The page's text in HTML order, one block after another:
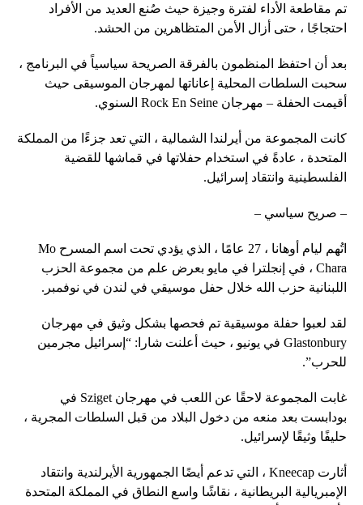
تم مقاطعة الأداء لفترة وجيزة حيث صُنع العديد من الأفراد
احتجاجًا ، حتى أزال الأمن المتظاهرين من الحشد.
بعد أن احتفظ المنظمون بالفرقة الصريحة سياسياً في البرنامج ،
سحبت السلطات المحلية إعاناتها لمهرجان الموسيقى حيث
أقيمت الحفلة – مهرجان Rock En Seine السنوي.
كانت المجموعة من أيرلندا الشمالية ، التي تعد جزءًا من المملكة
المتحدة ، عادةً في استخدام حفلاتها في قماشها للقضية
الفلسطينية وانتقاد إسرائيل.
– صريح سياسي –
اتُهم ليام أوهانا ، 27 عامًا ، الذي يؤدي تحت اسم المسرح Mo
Chara ، في إنجلترا في مايو بعرض علم من مجموعة الحزب
اللبنانية حزب الله خلال حفل موسيقي في لندن في نوفمبر.
لقد لعبوا حفلة موسيقية تم فحصها بشكل وثيق في مهرجان
Glastonbury في يونيو ، حيث أعلنت شارا: “إسرائيل مجرمين
للحرب”.
غابت المجموعة لاحقًا عن اللعب في مهرجان Sziget في
بودابست بعد منعه من دخول البلاد من قبل السلطات المجرية ،
حليفًا وثيقًا لإسرائيل.
أثارت Kneecap ، التي تدعم أيضًا الجمهورية الأيرلندية وانتقاد
الإمبريالية البريطانية ، نقاشًا واسع النطاق في المملكة المتحدة